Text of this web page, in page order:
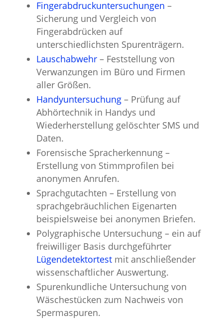
Fingerabdruckuntersuchungen –
Sicherung und Vergleich von
Fingerabdrücken auf
unterschiedlichsten Spurenträgern.
Lauschabwehr– Feststellung von
Verwanzungen im Büro und Firmen
aller Größen.
Handyuntersuchung– Prüfung auf
Abhörtechnik in Handys und
Wiederherstellung gelöschter SMS und
Daten.
Forensische Spracherkennung –
Erstellung von Stimmprofilen bei
anonymen Anrufen.
Sprachgutachten – Erstellung von
sprachgebräuchlichen Eigenarten
beispielsweise bei anonymen Briefen.
Polygraphische Untersuchung – ein auf
freiwilliger Basis durchgeführter
Lügendetektortestmit anschließender
wissenschaftlicher Auswertung.
Spurenkundliche Untersuchung von
Wäschestücken zum Nachweis von
Spermaspuren.